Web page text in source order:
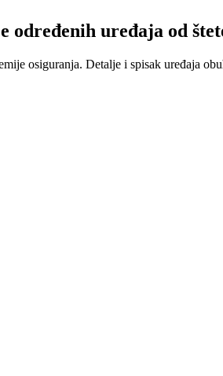
određenih uređaja od
osiguranja. Detalje i spisak uređaja